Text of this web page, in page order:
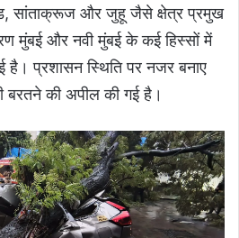
सांताक्रूज और जुहू जैसे क्षेत्र प्रमुख
मुंबई और नवी मुंबई के कई हिस्सों में
है। प्रशासन स्थिति पर नजर बनाए
बरतने की अपील की गई है।